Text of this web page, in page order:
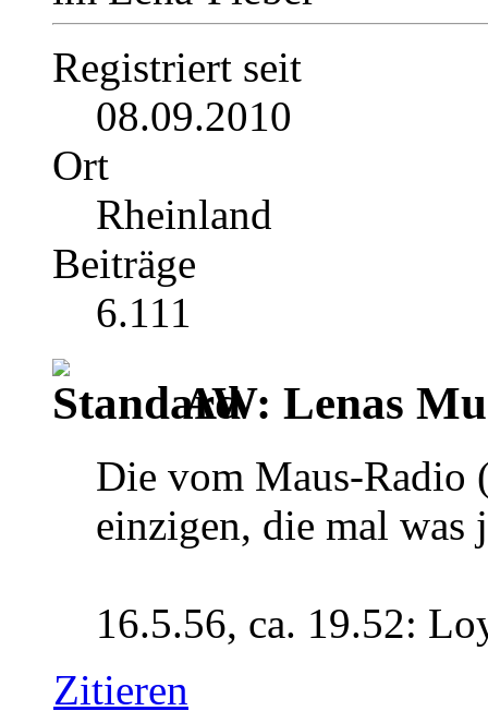
Registriert seit
08.09.2010
Ort
Rheinland
Beiträge
6.111
AW: Lenas
Die vom Maus-
einzigen, die mal was
16.5.56, ca. 19.52:
Zitieren